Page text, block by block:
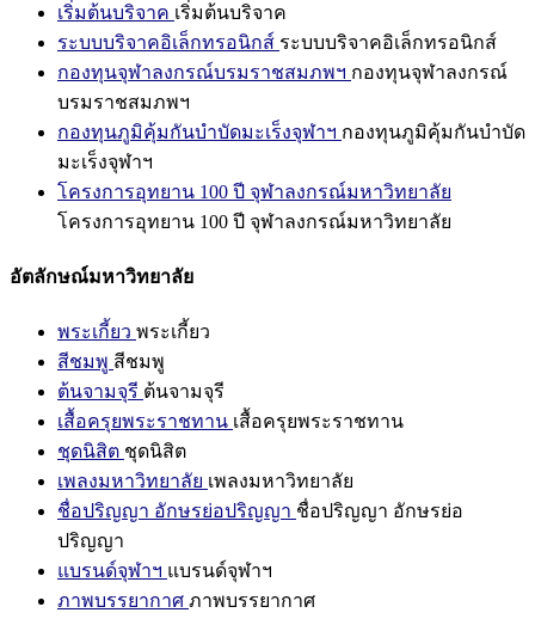
เริ่มต้นบริจาค เริ่มต้นบริจาค
ระบบบริจาคอิเล็กทรอนิกส์ ระบบบริจาคอิเล็กทรอนิกส์
กองทุนจุฬาลงกรณ์บรมราชสมภพฯ กองทุนจุฬาลงกรณ์
บรมราชสมภพฯ
กองทุนภูมิคุ้มกันบำบัดมะเร็งจุฬาฯ กองทุนภูมิคุ้มกันบำบัด
มะเร็งจุฬาฯ
โครงการอุทยาน 100 ปี จุฬาลงกรณ์มหาวิทยาลัย
โครงการอุทยาน 100 ปี จุฬาลงกรณ์มหาวิทยาลัย
อัตลักษณ์มหาวิทยาลัย
พระเกี้ยว พระเกี้ยว
สีชมพู สีชมพู
ต้นจามจุรี ต้นจามจุรี
เสื้อครุยพระราชทาน เสื้อครุยพระราชทาน
ชุดนิสิต ชุดนิสิต
เพลงมหาวิทยาลัย เพลงมหาวิทยาลัย
ชื่อปริญญา อักษรย่อปริญญา ชื่อปริญญา อักษรย่อ
ปริญญา
แบรนด์จุฬาฯ แบรนด์จุฬาฯ
ภาพบรรยากาศ ภาพบรรยากาศ